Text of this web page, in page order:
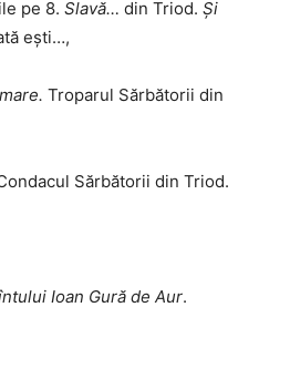
pe 8. Slavă… din Triod. Și
ești…,
Troparul Sărbătorii din
Sărbătorii din Triod.
Ioan Gură de Aur.